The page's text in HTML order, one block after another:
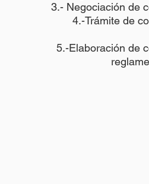
3.- Negociación de
4.-Trámite de
5.-Elaboración de